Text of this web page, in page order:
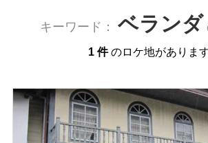
キーワード： ベランダ
1 件のロケ地があります